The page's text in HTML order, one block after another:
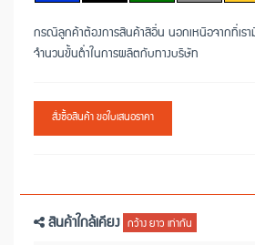
กรณีลูกค้าต้องการสินค้าสีอื่น นอกเหนือจากที่เร
จำนวนขั้นต่ำในการผลิตกับทางบริษัท
สั่งซื้อสินค้า ขอใบเสนอราคา
สินค้าใกล้เคียง กว้าง ยาว เท่ากัน